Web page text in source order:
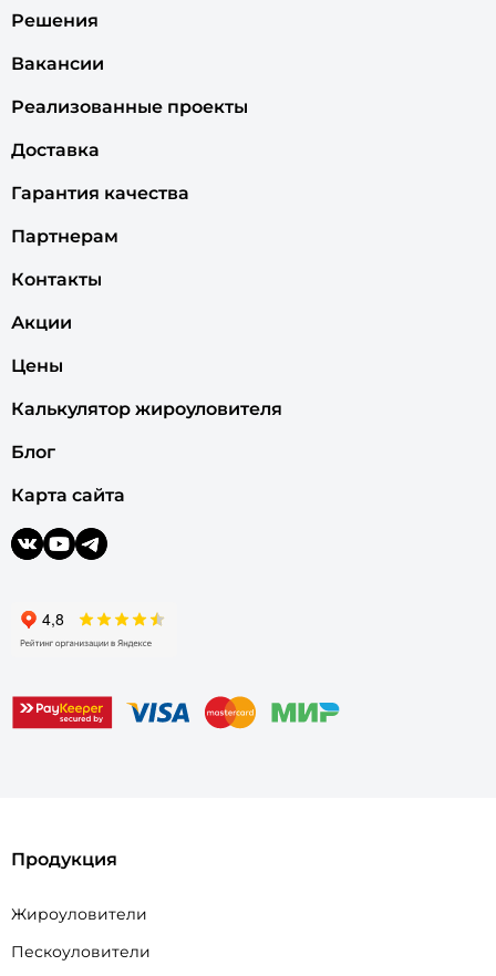
Решения
Вакансии
Реализованные проекты
Доставка
Гарантия качества
Партнерам
Контакты
Акции
Цены
Калькулятор жироуловителя
Блог
Карта сайта
Продукция
Жироуловители
Пескоуловители